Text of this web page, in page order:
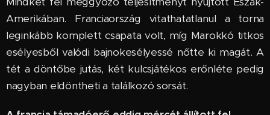
Amerikában. Franciaország vitathatatlanul a torna
leginkább komplett csapata volt, míg Marokkó titkos
esélyesből valódi bajnokesélyessé nőtte ki magát. A
tét a döntőbe jutás, két kulcsjátékos erőnléte pedig
nagyban eldöntheti a találkozó sorsát.